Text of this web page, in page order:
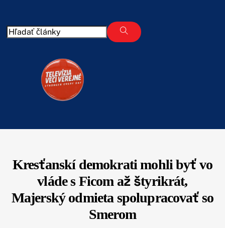
content
Kresťanskí demokrati mohli byť vo
vláde s Ficom až štyrikrát,
Majerský odmieta spolupracovať so
Smerom